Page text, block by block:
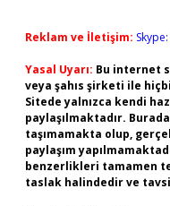
Reklam ve İletişim:
Yasal Uyarı: Bu internet
veya şahıs şirketi ile
Sitede yalnızca kendi
paylaşılmaktadır.
taşımamakta olup,
paylaşım
benzerlikleri tamamen
taslak halindedir ve